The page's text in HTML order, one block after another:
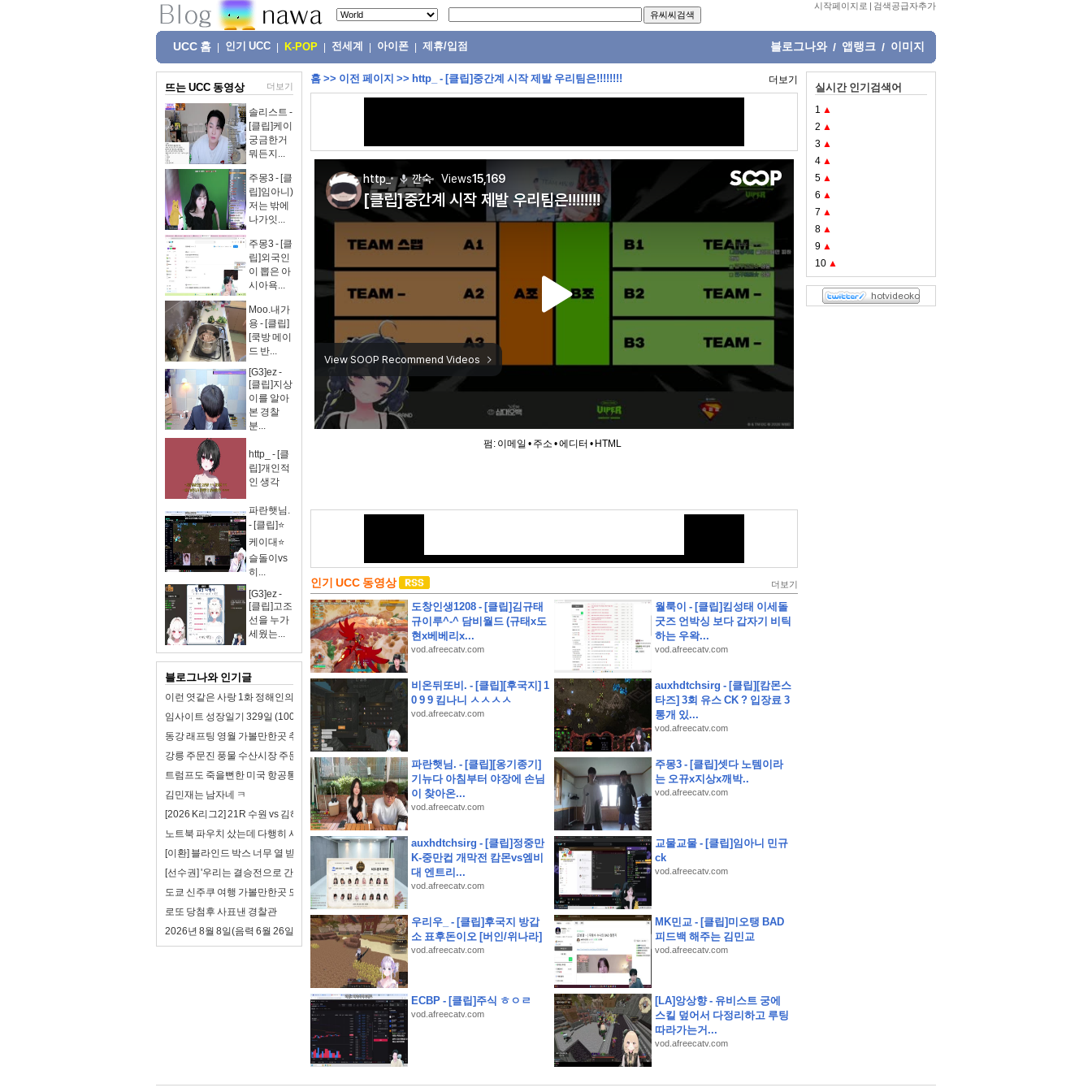
시작페이지로 | 검색공급자추가
UCC 홈 인기 UCC K-POP 전세계 아이폰 제휴/입점 블로그나와 / 앱랭크 / 이미지
뜨는 UCC 동영상 더보기
솔리스트 -
[클립]케이
궁금한거
뭐든지...
주몽3 - [클
립]임아니)
저는 밖에
나가잇...
주몽3 - [클
립]외국인
이 뽑은 아
시아욕...
Moo.내가
용 - [클립]
[쿡방 메이
드 반...
[G3]ez -
[클립]지상
이를 알아
본 경찰
분...
http_ - [클
립]개인적
인 생각
파란햇님.
- [클립]⭐
케이대⭐
슬돌이vs
히...
[G3]ez -
[클립]고조
선을 누가
세웠는...
블로그나와 인기글
이런 엿같은 사랑 1화 정해인의 첫사랑 맑눈광 하영 누구였냐고 나는?
임사이트 성장일기 329일 (100일 챌린지): 회사 서류 뭉치 잃어버림
동강 래프팅 영월 가볼만한곳 추천
강릉 주문진 풍물 수산시장 주문진항 정혁수산 대게 포장 택배
트럼프도 죽을뻔한 미국 항공통제 시스템
김민재는 남자네 ㅋ
[2026 K리그2] 21R 수원 vs 김해 풀 하이라이트
노트북 파우치 샀는데 다행히 사이즈가 맞음
[이환] 블라인드 박스 너무 열 받는다.
[선수권] '우리는 결승전으로 간다!' 고려대 여자축구부, 위덕대에 2-0 승리.
도쿄 신주쿠 여행 가볼만한곳 도쿄 스시 맛집 회전초밥 쿠라스시 예약
로또 당첨후 사표낸 경찰관
2026년 8월 8일(음력 6월 26일) 토요일 띠별 운세
홈 >> 이전 페이지 >> http_ - [클립]중간계 시작 제발 우리팀은!!!!!!!! 더보기
펌: 이메일 • 주소 •에디터 • HTML
인기 UCC 동영상 더보기
도창인생1208 - [클립]김규태
규이루^-^ 담비월드 (규태x도
현x베베리x...
vod.afreecatv.com
월룩이 - [클립]킴성태 이세돌
굿즈 언박싱 보다 갑자기 비틱
하는 우왁...
vod.afreecatv.com
비온뒤또비. - [클립][후국지] 1
0 9 9 킴나니 ㅅㅅㅅㅅ
vod.afreecatv.com
auxhdtchsirg - [클립][캄몬스
타즈] 3회 유스 CK ? 입장료 3
통개 있...
vod.afreecatv.com
파란햇님. - [클립][옹기종기]
기뉴다 아침부터 야장에 손님
이 찾아온...
vod.afreecatv.com
주몽3 - [클립]셋다 노템이라
는 오뀨x지상x깨박..
vod.afreecatv.com
auxhdtchsirg - [클립]정중만
K-중만컵 개막전 캄몬vs엠비
대 엔트리...
vod.afreecatv.com
교물교물 - [클립]임아니 민규
ck
vod.afreecatv.com
우리우_ - [클립]후국지 방갑
소 표후돈이오 [버인/위나라]
vod.afreecatv.com
MK민교 - [클립]미오탱 BAD
피드백 해주는 김민교
vod.afreecatv.com
ECBP - [클립]주식 ㅎㅇㄹ
vod.afreecatv.com
[LA]앙상향 - 유비스트 궁에
스킬 덮어서 다정리하고 루팅
따라가는거...
vod.afreecatv.com
실시간 인기검색어
1 ▲
2 ▲
3 ▲
4 ▲
5 ▲
6 ▲
7 ▲
8 ▲
9 ▲
10 ▲